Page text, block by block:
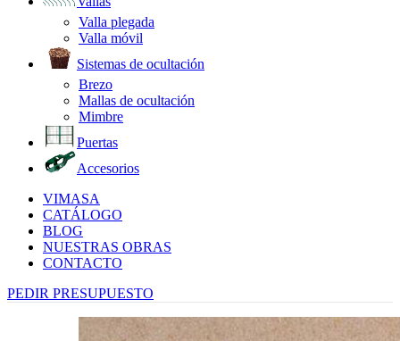
Valla plegada
Valla móvil
Sistemas de ocultación
Brezo
Mallas de ocultación
Mimbre
Puertas
Accesorios
VIMASA
CATÁLOGO
BLOG
NUESTRAS OBRAS
CONTACTO
PEDIR PRESUPUESTO